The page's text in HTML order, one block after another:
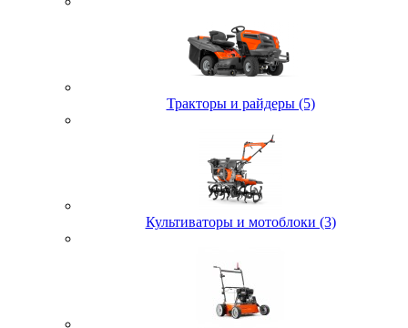
Тракторы и райдеры (5)
Культиваторы и мотоблоки (3)